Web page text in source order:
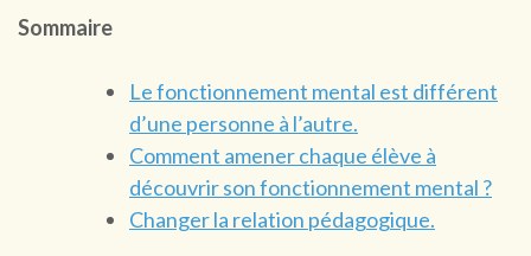
Sommaire
Le fonctionnement mental est différent
d’une personne à l’autre.
Comment amener chaque élève à
découvrir son fonctionnement mental ?
Changer la relation pédagogique.